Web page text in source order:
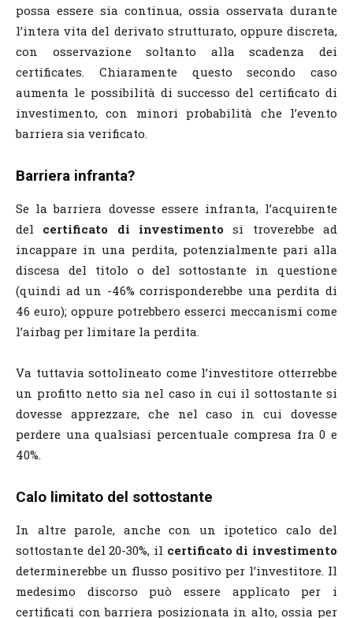
possa essere sia continua, ossia osservata durante
l’intera vita del derivato strutturato, oppure discreta,
con osservazione soltanto alla scadenza dei
certificates. Chiaramente questo secondo caso
aumenta le possibilità di successo del certificato di
investimento, con minori probabilità che l’evento
barriera sia verificato.
Barriera infranta?
Se la barriera dovesse essere infranta, l’acquirente
del certificato di investimento si troverebbe ad
incappare in una perdita, potenzialmente pari alla
discesa del titolo o del sottostante in questione
(quindi ad un -46% corrisponderebbe una perdita di
46 euro); oppure potrebbero esserci meccanismi come
l’airbag per limitare la perdita.
Va tuttavia sottolineato come l’investitore otterrebbe
un profitto netto sia nel caso in cui il sottostante si
dovesse apprezzare, che nel caso in cui dovesse
perdere una qualsiasi percentuale compresa fra 0 e
40%.
Calo limitato del sottostante
In altre parole, anche con un ipotetico calo del
sottostante del 20-30%, il certificato di investimento
determinerebbe un flusso positivo per l’investitore. Il
medesimo discorso può essere applicato per i
certificati con barriera posizionata in alto, ossia per